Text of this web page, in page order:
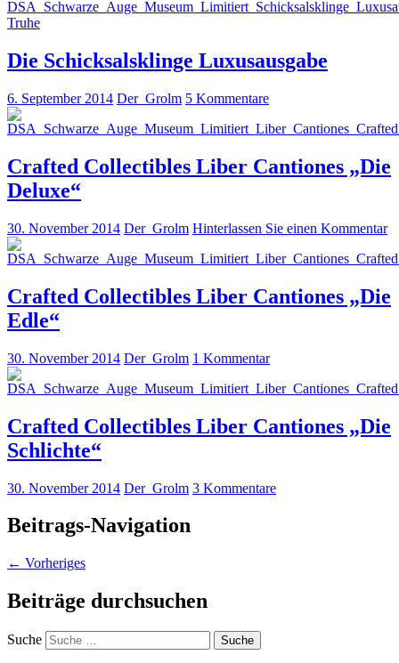
Die Schicksalsklinge Luxusausgabe
6. September 2014 Der_Grolm 5 Kommentare
Crafted Collectibles Liber Cantiones „Die
Deluxe“
30. November 2014 Der_Grolm Hinterlassen Sie einen Kommentar
Crafted Collectibles Liber Cantiones „Die
Edle“
30. November 2014 Der_Grolm 1 Kommentar
Crafted Collectibles Liber Cantiones „Die
Schlichte“
30. November 2014 Der_Grolm 3 Kommentare
Beitrags-Navigation
← Vorheriges
Beiträge durchsuchen
Suche